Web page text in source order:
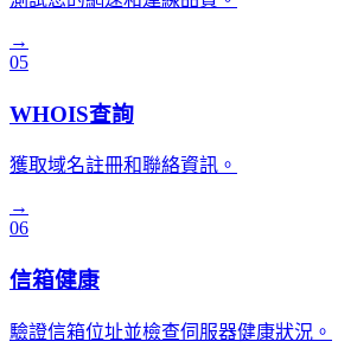
→
05
WHOIS查詢
獲取域名註冊和聯絡資訊。
→
06
信箱健康
驗證信箱位址並檢查伺服器健康狀況。